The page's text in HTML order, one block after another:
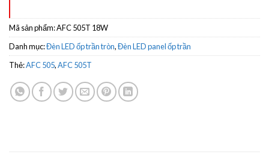
Mã sản phẩm:AFC 505T 18W
Danh mục:Đèn LED ốp trần tròn,Đèn LED panel ốp trần
Thẻ:AFC 505,AFC 505T